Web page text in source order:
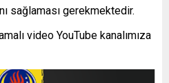
sağlaması gerekmektedir.
video YouTube kanalımıza